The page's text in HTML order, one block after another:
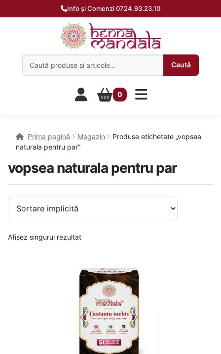
Info și Comenzi 0724.93.23.10
Caută
0
Prima pagină Magazin
Produse etichetate „vopsea
naturala pentru par”
vopsea naturala pentru par
Afișez singurul rezultat